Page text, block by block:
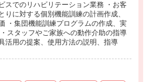
スでのリハビリテーション業務 ・お客
りに対する個別機能訓練の計画作成、
・集団機能訓練プログラムの作成、実
スタッフやご家族への動作介助の指導
活用の提案、使用方法の説明、指導